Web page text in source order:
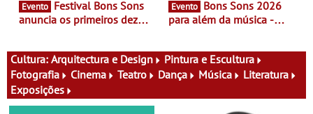
Evento
anuncia os primeiros dez
Evento
para além da música -
atividades para toda a
família e muito mais
Cultura: Arquitectura e Design
Pintura e Escultura
Fotografia
Cinema Teatro Dança Música
Literatura
Exposições